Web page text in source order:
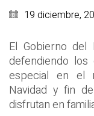
19 diciembre,
El Gobierno del
defendiendo
especial en el
Navidad y fin
disfrutan en